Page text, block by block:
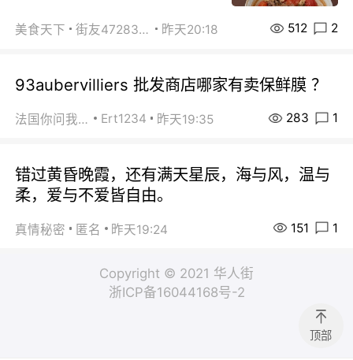
美食天下 街友472838572 昨天20:18 512 2
93aubervilliers 批发商店哪家有卖保鲜膜 ？
法国你问我答 Ert1234 昨天19:35 283 1
错过黄昏晚霞，还有满天星辰，海与风，温与
柔，爱与不爱皆自由。
真情秘密 匿名 昨天19:24 151 1
Copyright © 2021 华人街
浙ICP备16044168号-2
顶部